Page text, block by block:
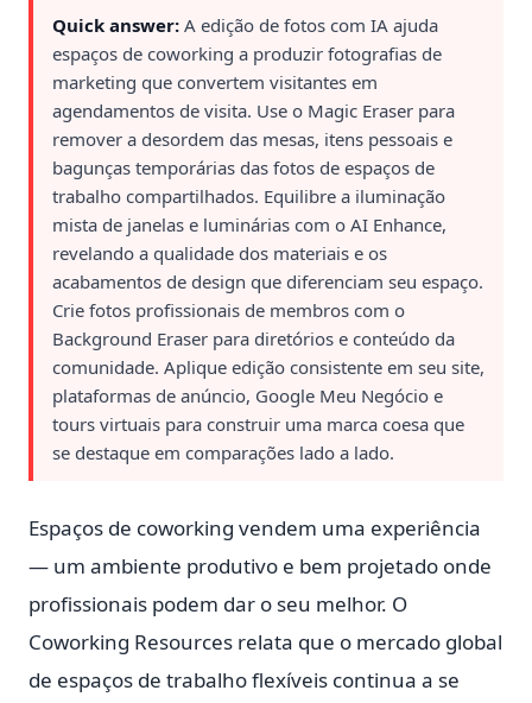
Quick answer: A edição de fotos com IA ajuda
espaços de coworking a produzir fotografias de
marketing que convertem visitantes em
agendamentos de visita. Use o Magic Eraser para
remover a desordem das mesas, itens pessoais e
bagunças temporárias das fotos de espaços de
trabalho compartilhados. Equilibre a iluminação
mista de janelas e luminárias com o AI Enhance,
revelando a qualidade dos materiais e os
acabamentos de design que diferenciam seu espaço.
Crie fotos profissionais de membros com o
Background Eraser para diretórios e conteúdo da
comunidade. Aplique edição consistente em seu site,
plataformas de anúncio, Google Meu Negócio e
tours virtuais para construir uma marca coesa que
se destaque em comparações lado a lado.
Espaços de coworking vendem uma experiência
— um ambiente produtivo e bem projetado onde
profissionais podem dar o seu melhor. O
Coworking Resources relata que o mercado global
de espaços de trabalho flexíveis continua a se